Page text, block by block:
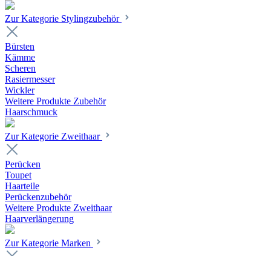
Zur Kategorie Stylingzubehör
Bürsten
Kämme
Scheren
Rasiermesser
Wickler
Weitere Produkte Zubehör
Haarschmuck
Zur Kategorie Zweithaar
Perücken
Toupet
Haarteile
Perückenzubehör
Weitere Produkte Zweithaar
Haarverlängerung
Zur Kategorie Marken